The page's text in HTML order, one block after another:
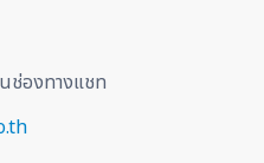
ช่องทางแชท